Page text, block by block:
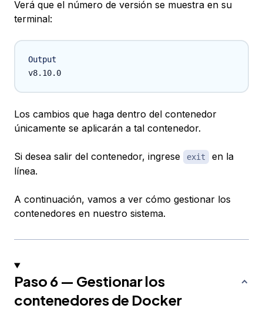
Verá que el número de versión se muestra en su
terminal:
Output
Los cambios que haga dentro del contenedor
únicamente se aplicarán a tal contenedor.
Si desea salir del contenedor, ingrese exit
en la
línea.
A continuación, vamos a ver cómo gestionar los
contenedores en nuestro sistema.
Paso 6 — Gestionar los
contenedores de Docker